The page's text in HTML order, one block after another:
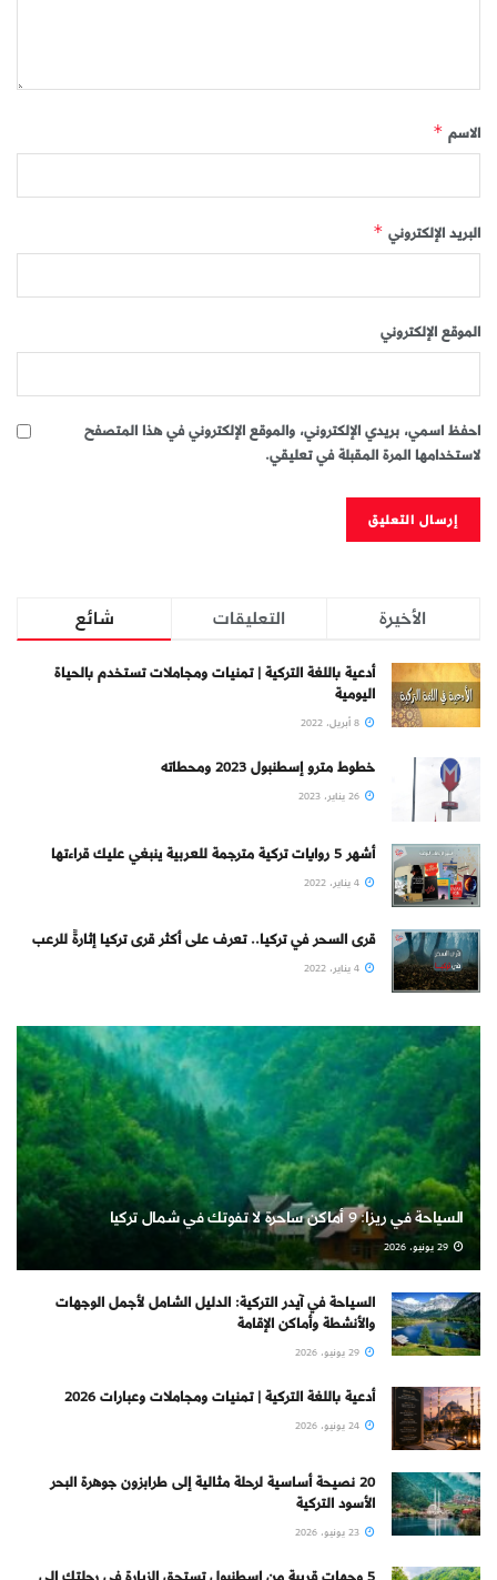
الاسم *
البريد الإلكتروني *
الموقع الإلكتروني
احفظ اسمي، بريدي الإلكتروني، والموقع الإلكتروني في هذا المتصفح
لاستخدامها المرة المقبلة في تعليقي.
شائع التعليقات الأخيرة
أدعية باللغة التركية | تمنيات ومجاملات تستخدم بالحياة
اليومية
خطوط مترو إسطنبول 2023 ومحطاته
أشهر 5 روايات تركية مترجمة للعربية ينبغي عليك قراءتها
قرى السحر في تركيا.. تعرف على أكثر قرى تركيا إثارةً للرعب
السياحة في ريزا: 9 أماكن ساحرة لا تفوتك في شمال تركيا
السياحة في آيدر التركية: الدليل الشامل لأجمل الوجهات
والأنشطة وأماكن الإقامة
أدعية باللغة التركية | تمنيات ومجاملات وعبارات 2026
20 نصيحة أساسية لرحلة مثالية إلى طرابزون جوهرة البحر
الأسود التركية